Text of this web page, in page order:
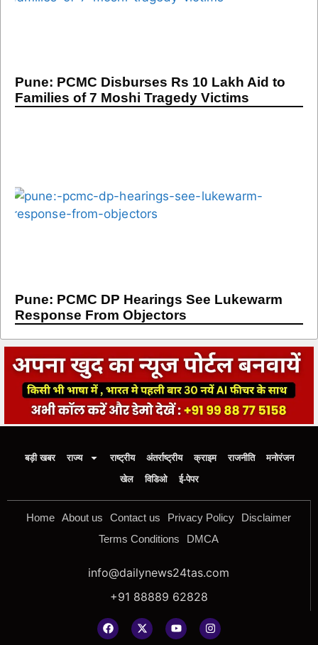
Pune: PCMC Disburses Rs 10 Lakh Aid to
Families of 7 Moshi Tragedy Victims
Pune: PCMC DP Hearings See Lukewarm
Response From Objectors
बड़ी खबर राज्य राष्ट्रीय अंतर्राष्ट्रीय क्राइम राजनीति
मनोरंजन
खेल
विडिओ ई-पेपर
Home About us Contact us Privacy Policy
Disclaimer
Terms Conditions
DMCA
info@dailynews24tas.com
+91 88889 62828